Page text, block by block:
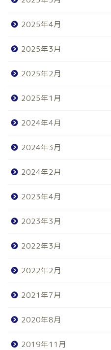
2025年4月
2025年3月
2025年2月
2025年1月
2024年4月
2024年3月
2024年2月
2023年4月
2023年3月
2022年3月
2022年2月
2021年7月
2020年8月
2019年11月